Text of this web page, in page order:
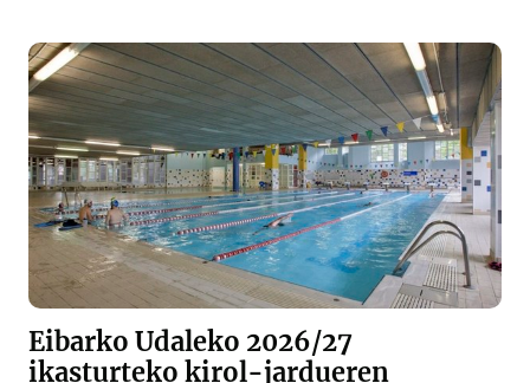
Eibarko Udaleko 2026/27
ikasturteko kirol-jardueren